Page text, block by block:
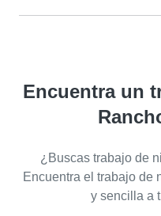
Encuentra un
¿Buscas trabajo de
Encuentra el trabajo de
y sencilla a